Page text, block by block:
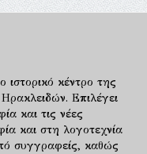
ιστορικό κέντρο της
Επιλέγει
και τις νέες
και στη λογοτεχνία
συγγραφείς, καθώς